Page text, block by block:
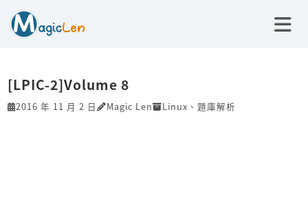
[LPIC-2]Volume 8
2016 年 11 月 2 日 Magic Len Linux 、 題庫解析